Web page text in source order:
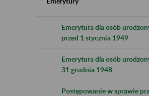
Emerytura dla osób
przed 1 stycznia 1949
Emerytura dla osób
31 grudnia 1948
Postępowanie w sprawie